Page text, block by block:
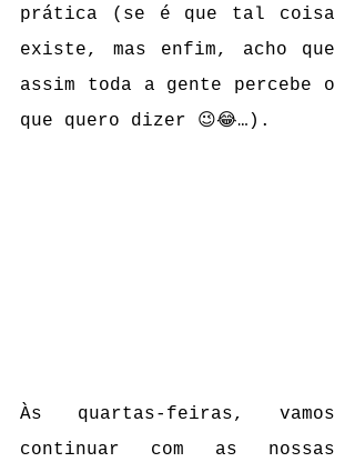
prática (se é que tal coisa
existe, mas enfim, acho que
assim toda a gente percebe o
que quero dizer 😉😂…).
Às quartas-feiras, vamos